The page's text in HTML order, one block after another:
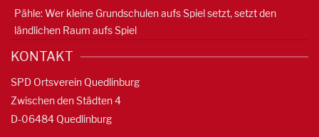
Pähle: Wer kleine Grundschulen aufs Spiel setzt, setzt den
ländlichen Raum aufs Spiel
KONTAKT
SPD Ortsverein Quedlinburg
Zwischen den Städten 4
D-06484 Quedlinburg